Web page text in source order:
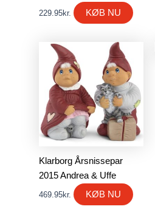
229.95kr. KØB NU
Klarborg Årsnissepar
2015 Andrea & Uffe
469.95kr. KØB NU